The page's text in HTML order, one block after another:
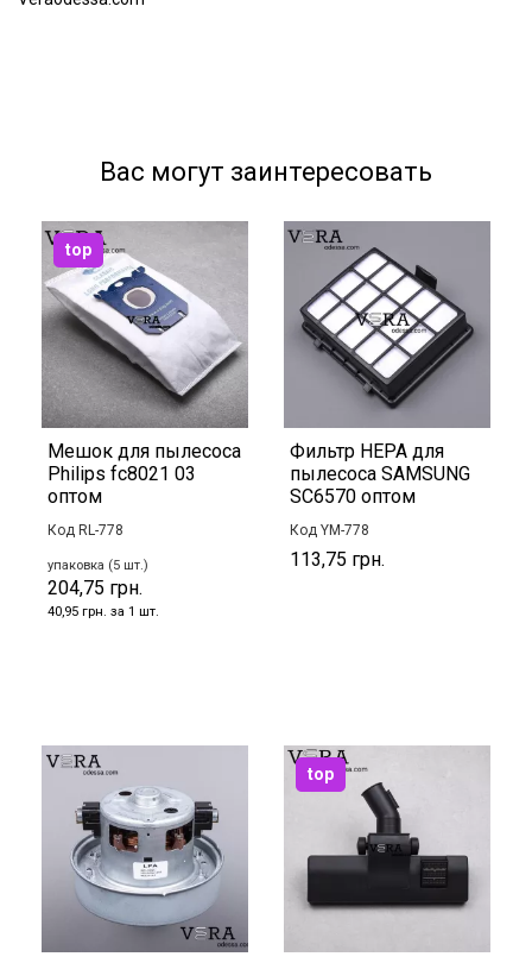
Вас могут заинтересовать
Мешок для пылесоса
Philips fc8021 03
оптом
Код RL-778
упаковка (5 шт.)
204,75 грн.
40,95 грн. за 1 шт.
top
Фильтр HEPA для
пылесоса SAMSUNG
SC6570 оптом
Код YM-778
113,75 грн.
top